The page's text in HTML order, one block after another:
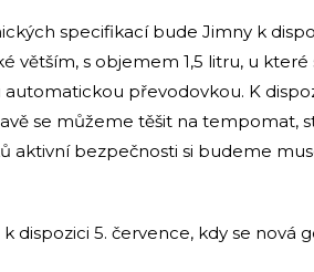
specifikací bude Jimny k
větším, s objemem 1,5 litru, u
převodovkou. K
se můžeme těšit na tempomat,
aktivní bezpečnosti si budeme
dispozici 5. července, kdy se nová